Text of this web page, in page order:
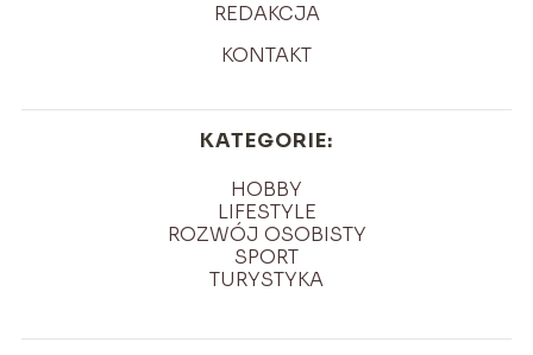
REDAKCJA
KONTAKT
KATEGORIE:
HOBBY
LIFESTYLE
ROZWÓJ OSOBISTY
SPORT
TURYSTYKA